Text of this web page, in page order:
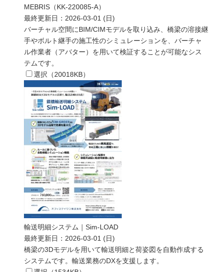
MEBRIS（KK-220085-A）
最終更新日： 2026-03-01 (日)
バーチャル空間にBIM/CIMモデルを取り込み、橋梁の溶接継
手やボルト継手の施工性のシミュレーションを、バーチャ
ル作業者（アバター）を用いて検証することが可能なシス
テムです。
選択（20018KB）
輸送明細システム｜Sim-LOAD
最終更新日： 2026-03-01 (日)
橋梁の3Dモデルを用いて輸送明細と荷姿図を自動作成する
システムです。輸送業務のDXを支援します。